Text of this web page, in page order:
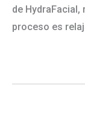
de
proceso es